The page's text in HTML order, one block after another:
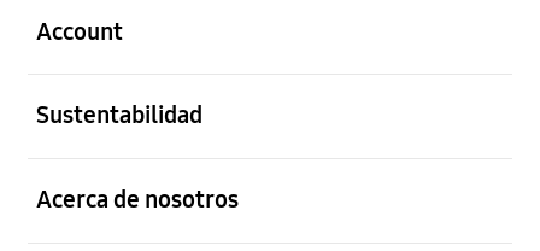
Account
Sustentabilidad
Acerca de nosotros